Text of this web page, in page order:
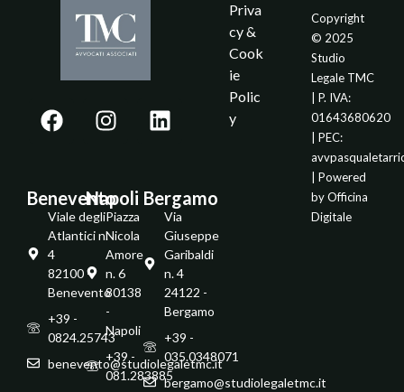
Benevento
Viale degli
Atlantici n.
4
82100 -
Benevento
+39 -
0824.25743
benevento@studiolegaletmc.it
Napoli
Piazza
Nicola
Amore
n. 6
80138
-
Napoli
+39 -
081.283885
Bergamo
Via
Giuseppe
Garibaldi
n. 4
24122 -
Bergamo
+39 -
035.0348071
bergamo@studiolegaletmc.it
Priva
cy &
Cook
ie
Polic
y
Copyright
© 2025
Studio
Legale TMC
| P. IVA:
01643680620
| PEC:
| Powered
byOfficina
Digitale